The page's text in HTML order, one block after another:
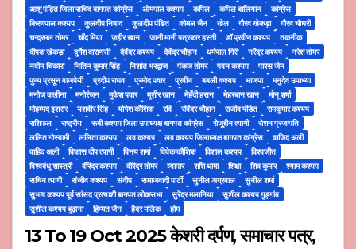
आशु पंड़ित जिला सचिव बागपत कांग्रेस
ओमपाल कश्यप कपिल कपिल बालियान
कांग्रेस
किरणपाल कश्यप
कुलदीप निषाद कुलदीप पंडित कोमल जैन खेल गौरव खेकड़ा
गौरव चौधरी
चन्द्रमल तोमर
चाँद मिया ज़हीर खान जानी मानी पत्रकार हस्ती डॉ प्रवीण कश्यप
तकनीक
दीपक खेकड़ा
दुर्गेश वाराणसी देवेंदर कश्यप देवेंद्र चौहान धर्मपाल गिरी नरेंद्र कश्यप
नरेश तोमर
नवीन चिकारा
नितिन कुमार सिंह निशांत भरद्वाज पंकज तोमर पवन कश्यप
पारस जैन
पुण्य प्रसून वाजपेयी
प्रदीप राघव प्रमोद पवार प्रवीण बबली कश्यप भाजपा
मनुदेव उपाध्या
मनोज कलीना
मनोरंजन मुकेश पवार मुशीर खान मेहँदी हसन मेहरबान खान
मोनू शर्मा
मोहम्मद इशरार
यशवीर सिंह योगेश कौशिक रवि रविंदर चौहान राजीव पंडित
रामकुमार कश्यप
राशिफल
राष्ट्रीय रूबी कश्यप जिला उपाध्यक्ष बागपत कांग्रेस रोजुद्दीन त्यागी
रोशन प्रजापति
ललित गोस्वामी
ललिता कश्यप लव कश्यप लव कश्यप जिलाध्यक्ष बागपत कांग्रेस
वाजिद अली
वाहिद अली
विकास दीप त्यागी विनय शर्मा विवेक कौशिक विशाल कश्यप
विश्वजीत
विश्वबंधु शास्त्री
वीरेंद्र कश्यप वीरेंद्र तोमर व्यापार शशि धामा शिक्षा शिव कुमार
श्याम कश्यप
सचिन त्यागी
संजीव कश्यप संदीप समाजवादी पार्टी सुनील अग्रवाल
सुनील शर्मा
सुभाष कश्यप पूर्व सांसद प्रत्याशी बागपत लोकसभा
सुरेंद्र मलानिया
सुशील कश्यप गुड़गांव
सुशील कश्यप बुढ़ाना
हिम्मत जैन हैदर मलिक होम
13 To 19 Oct 2025 केशरी दर्पण, समाचार पत्र,